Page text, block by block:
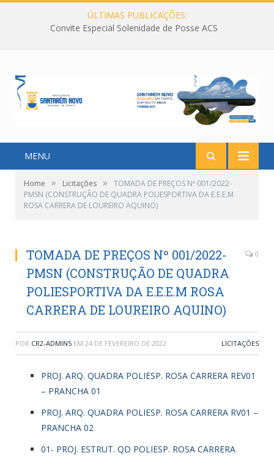
ÚLTIMAS PUBLICAÇÕES:
Convite Especial Solenidade de Posse ACS
MENU
Home » Licitações »
TOMADA DE PREÇOS Nº 001/2022-
PMSN (CONSTRUÇÃO DE QUADRA POLIESPORTIVA DA E.E.E.M
ROSA CARRERA DE LOUREIRO AQUINO)
TOMADA DE PREÇOS Nº 001/2022-
PMSN (CONSTRUÇÃO DE QUADRA
POLIESPORTIVA DA E.E.E.M ROSA
CARRERA DE LOUREIRO AQUINO)
0
POR CR2-ADMIN5 EM 24 DE FEVEREIRO DE 2022 LICITAÇÕES
PROJ. ARQ. QUADRA POLIESP. ROSA CARRERA REV01
– PRANCHA 01
PROJ. ARQ. QUADRA POLIESP. ROSA CARRERA RV01 –
PRANCHA 02
01- PROJ. ESTRUT. QD POLIESP. ROSA CARRERA